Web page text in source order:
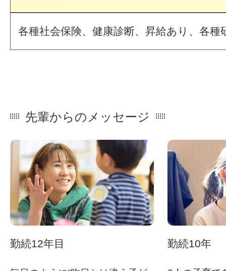
各種社会保険、健康診断、昇給あり、各種
先輩からのメッセージ
勤続12年目 勤続10年